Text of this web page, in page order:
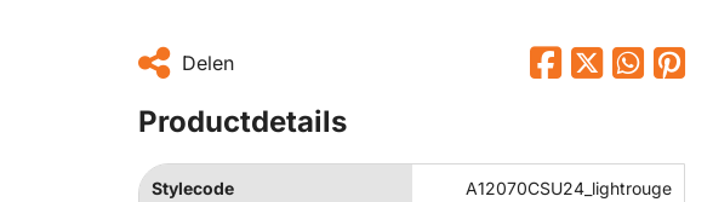
Delen
Productdetails
Stylecode A12070CSU24_lightrouge